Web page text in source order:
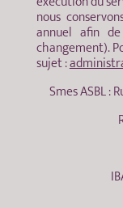
nous
annuel afin
changement).
sujet :
Smes ASBL :